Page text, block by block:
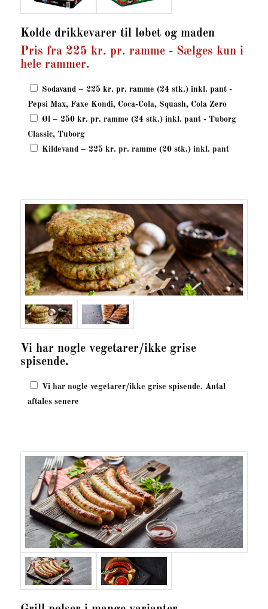
Kolde drikkevarer til løbet og maden
Pris fra 225 kr. pr. ramme - Sælges kun i
hele rammer.
Sodavand – 225 kr. pr. ramme (24 stk.) inkl. pant -
Pepsi Max, Faxe Kondi, Coca-Cola, Squash, Cola Zero
Øl – 250 kr. pr. ramme (24 stk.) inkl. pant - Tuborg
Classic, Tuborg
Kildevand – 225 kr. pr. ramme (20 stk.) inkl. pant
Vi har nogle vegetarer/ikke grise
spisende.
Vi har nogle vegetarer/ikke grise spisende. Antal
aftales senere